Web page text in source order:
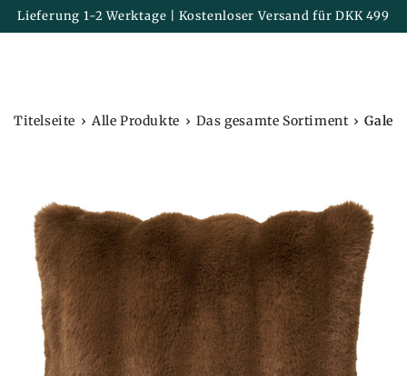
ZUM INHALT
SPRINGEN
Lieferung 1-2 Werktage | Kostenloser Versand für DKK 499
Korb
Titelseite › Alle Produkte › Das gesamte Sortiment ›